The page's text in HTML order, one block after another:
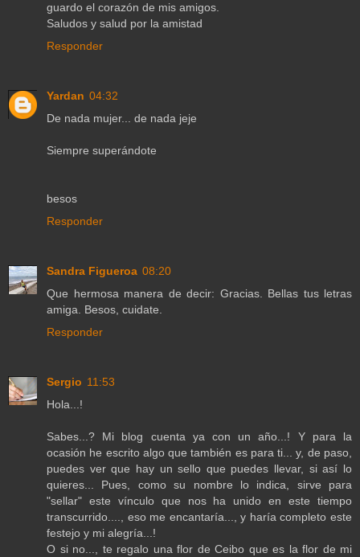
guardo el corazón de mis amigos.
Saludos y salud por la amistad
Responder
Yardan 04:32
De nada mujer... de nada jeje
Siempre superándote
besos
Responder
Sandra Figueroa 08:20
Que hermosa manera de decir: Gracias. Bellas tus letras
amiga. Besos, cuidate.
Responder
Sergio 11:53
Hola...!
Sabes...? Mi blog cuenta ya con un año...! Y para la
ocasión he escrito algo que también es para ti... y, de paso,
puedes ver que hay un sello que puedes llevar, si así lo
quieres... Pues, como su nombre lo indica, sirve para
"sellar" este vínculo que nos ha unido en este tiempo
transcurrido...., eso me encantaría..., y haría completo este
festejo y mi alegría...!
O si no..., te regalo una flor de Ceibo que es la flor de mi